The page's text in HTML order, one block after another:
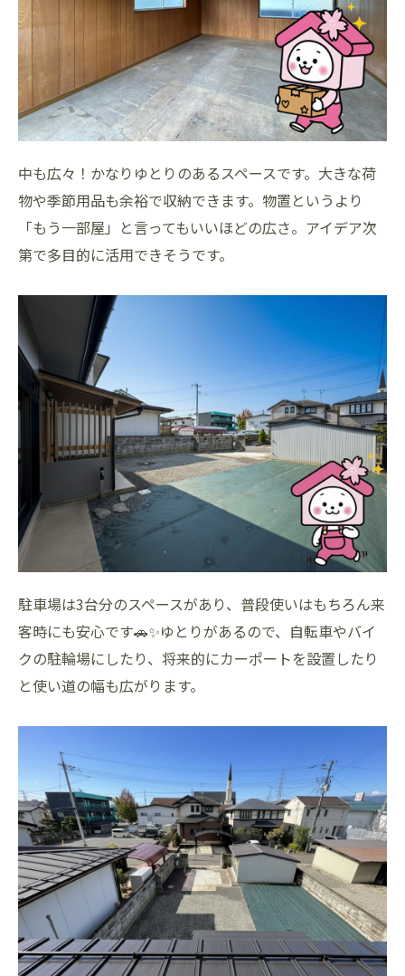
中も広々！かなりゆとりのあるスペースです。大きな荷
物や季節用品も余裕で収納できます。物置というより
「もう一部屋」と言ってもいいほどの広さ。アイデア次
第で多目的に活用できそうです。
駐車場は3台分のスペースがあり、普段使いはもちろん来
客時にも安心です🚗✨ゆとりがあるので、自転車やバイ
クの駐輪場にしたり、将来的にカーポートを設置したり
と使い道の幅も広がります。